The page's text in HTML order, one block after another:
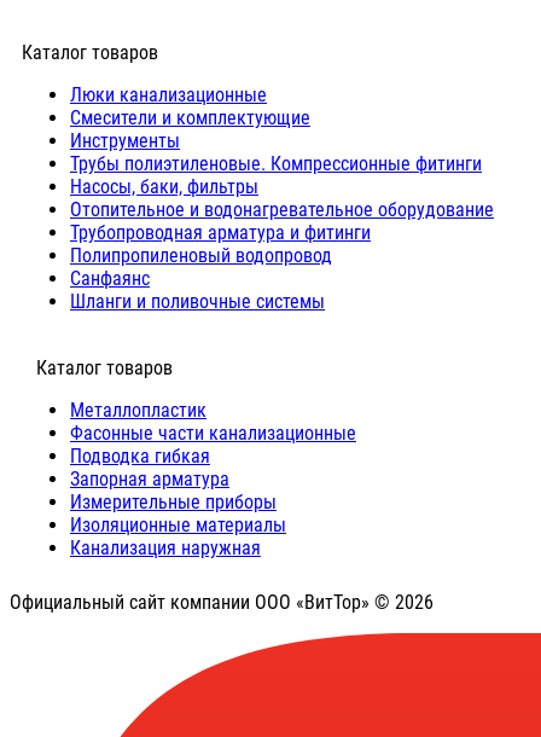
Каталог товаров
Люки канализационные
Cмесители и комплектующие
Инструменты
Трубы полиэтиленовые. Компрессионные фитинги
Насосы, баки, фильтры
Отопительное и водонагревательное оборудование
Трубопроводная арматура и фитинги
Полипропиленовый водопровод
Санфаянс
Шланги и поливочные системы
⠀Каталог товаров
Металлопластик
Фасонные части канализационные
Подводка гибкая
Запорная арматура
Измерительные приборы
Изоляционные материалы
Канализация наружная
Официальный сайт компании ООО «ВитТор» © 2026